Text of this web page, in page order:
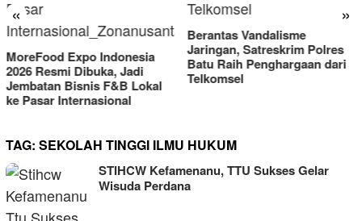
« »
MoreFood Expo Indonesia
2026 Resmi Dibuka, Jadi
Jembatan Bisnis F&B Lokal
ke Pasar Internasional
Berantas Vandalisme
Jaringan, Satreskrim Polres
Batu Raih Penghargaan dari
Telkomsel
TAG: SEKOLAH TINGGI ILMU HUKUM
STIHCW Kefamenanu, TTU Sukses Gelar
Wisuda Perdana